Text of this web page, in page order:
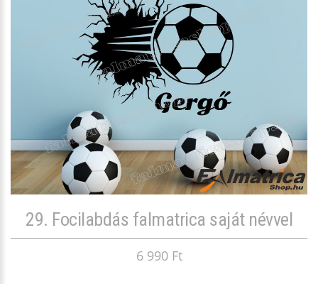
29. Focilabdás falmatrica saját névvel
6 990 Ft